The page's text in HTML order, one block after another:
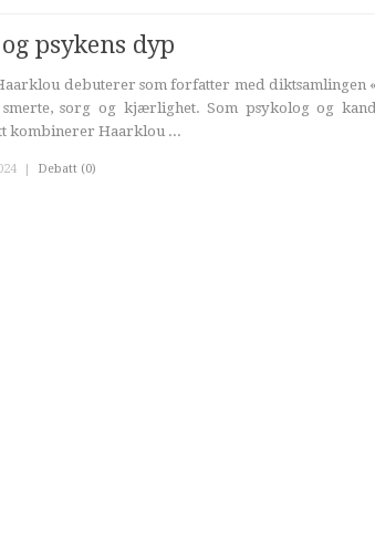
psykens dyp
debuterer som forfatter med diktsamlingen
sorg og kjærlighet. Som psykolog og
kombinerer Haarklou ...
Debatt (0)